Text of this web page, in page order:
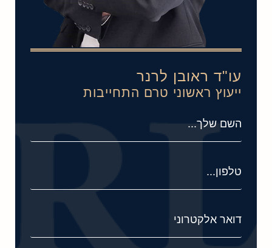
עו"ד ראובן לרנר
ייעוץ ראשוני טרם התחייבות